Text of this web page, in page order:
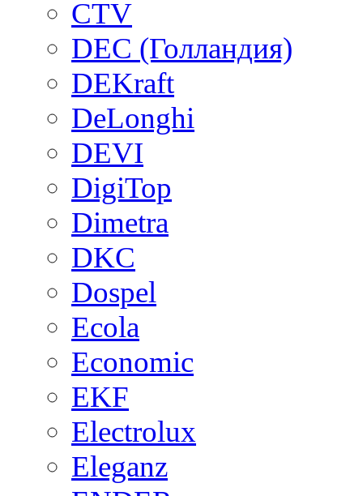
CTV
DEC (Голландия)
DEKraft
DeLonghi
DEVI
DigiTop
Dimetra
DKC
Dospel
Ecola
Economic
EKF
Electrolux
Eleganz